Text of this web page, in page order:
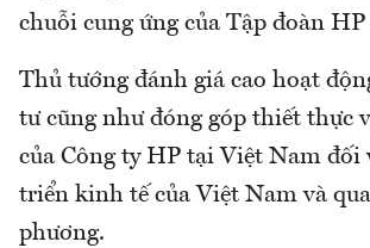
chuỗi cung ứng của Tập đoàn
Thủ tướng đánh giá cao hoạt
tư cũng như đóng góp thiết thực
của Công ty HP tại Việt Nam đối
triển kinh tế của Việt Nam và
phương.